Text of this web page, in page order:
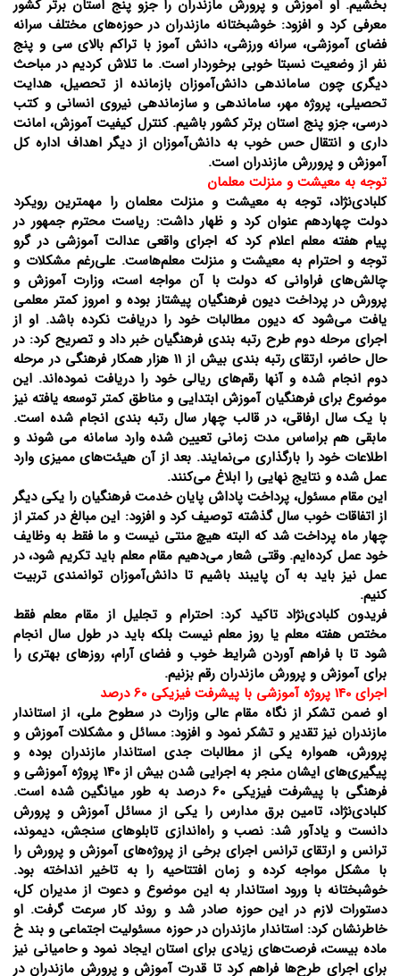
بخشیم. او آموزش و پرورش مازندران را جزو پنج استان برتر کشور
معرفی کرد و افزود: خوشبختانه مازندران در حوزه‌های مختلف سرانه
فضای آموزشی، سرانه ورزشی، دانش آموز با تراکم بالای سی و پنج
نفر از وضعیت نسبتا خوبی برخوردار است. ما تلاش کردیم در مباحث
دیگری چون ساماندهی دانش‌آموزان بازمانده از تحصیل، هدایت
تحصیلی، پروژه مهر، ساماندهی و سازماندهی نیروی انسانی و کتب
درسی، جزو پنج استان برتر کشور باشیم. کنترل کیفیت آموزش، امانت
داری و انتقال حس خوب به دانش‌آموزان از دیگر اهداف اداره کل
آموزش و پروررش مازندران است.
توجه به معیشت و منزلت معلمان
کلبادی‌نژاد، توجه به معیشت و منزلت معلمان را مهمترین رویکرد
دولت چهاردهم عنوان کرد و ظهار داشت: ریاست محترم جمهور در
پیام هفته معلم اعلام کرد که اجرای واقعی عدالت آموزشی در گرو
توجه و احترام به معیشت و منزلت معلم‌هاست. علی‌رغم مشکلات و
چالش‌های فراوانی که دولت با آن مواجه است، وزارت آموزش و
پرورش در پرداخت دیون فرهنگیان پیشتاز بوده و امروز کمتر معلمی
یافت می‌شود که دیون مطالبات خود را دریافت نکرده باشد. او از
اجرای مرحله دوم طرح رتبه بندی فرهنگیان خبر داد و تصریح کرد: در
حال حاضر، ارتقای رتبه بندی بیش از 11 هزار همکار فرهنگی در مرحله
دوم انجام شده و آنها رقم‌های ریالی خود را دریافت نموده‌اند. این
موضوع برای فرهنگیان آموزش ابتدایی و مناطق کمتر توسعه یافته نیز
با یک سال ارفاقی، در قالب چهار سال رتبه بندی انجام شده است.
مابقی هم براساس مدت زمانی تعیین شده وارد سامانه می شوند و
اطلاعات خود را بارگذاری می‌نمایند. بعد از آن هیئت‌های ممیزی وارد
عمل شده و نتایج نهایی را ابلاغ می‌کنند.
این مقام مسئول، پرداخت پاداش پایان خدمت فرهنگیان را یکی دیگر
از اتفاقات خوب سال گذشته توصیف کرد و افزود: این مبالغ در کمتر از
چهار ماه پرداخت شد که البته هیچ منتی نیست و ما فقط به وظایف
خود عمل کرده‌ایم. وقتی شعار می‌دهیم مقام معلم باید تکریم شود، در
عمل نیز باید به آن پایبند باشیم تا دانش‌آموزان توانمندی تربیت
کنیم.
فریدون کلبادی‌نژاد تاکید کرد: احترام و تجلیل از مقام معلم فقط
مختص هفته معلم یا روز معلم نیست بلکه باید در طول سال انجام
شود تا با فراهم آوردن شرایط خوب و فضای آرام، روزهای بهتری را
برای آموزش و پرورش مازندران رقم بزنیم.
اجرای 140 پروژه آموزشی با پیشرفت فیزیکی 60 درصد
او ضمن تشکر از نگاه مقام عالی وزارت در سطوح ملی، از استاندار
مازندران نیز تقدیر و تشکر نمود و افزود: مسائل و مشکلات آموزش و
پرورش، همواره یکی از مطالبات جدی استاندار مازندران بوده و
پیگیری‌های ایشان منجر به اجرایی شدن بیش از 140 پروژه آموزشی و
فرهنگی با پیشرفت فیزیکی 60 درصد به طور میانگین شده است.
کلبادی‌نژاد، تامین برق مدارس را یکی از مسائل آموزش و پرورش
دانست و یادآور شد: نصب و راه‌اندازی تابلوهای سنجش، دیموند،
ترانس و ارتقای ترانس اجرای برخی از پروژه‌های آموزش و پرورش را
با مشکل مواجه کرده و زمان افتتاحیه را به تاخیر انداخته بود.
خوشبختانه با ورود استاندار به این موضوع و دعوت از مدیران کل،
دستورات لازم در این حوزه صادر شد و روند کار سرعت گرفت. او
خاطرنشان کرد: استاندار مازندران در حوزه مسئولیت اجتماعی و بند خ
ماده بیست، فرصت‌های زیادی برای استان ایجاد نمود و حامیانی نیز
برای اجرای طرح‌ها فراهم کرد تا قدرت آموزش و پرورش مازندران در